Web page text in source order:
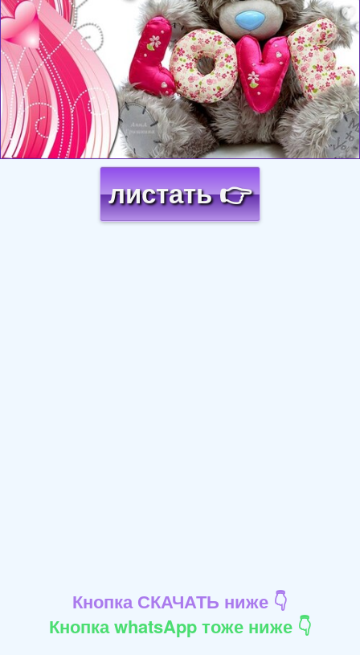
листать 👉
Кнопка СКАЧАТЬ ниже 👇
Кнопка whatsApp тоже ниже 👇